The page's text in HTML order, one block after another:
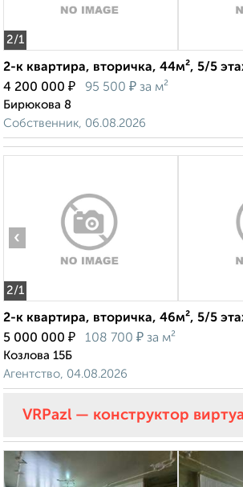
2/1
2-к квартира, вторичка, 44м², 5/5
4 200 000 ₽ 95 500 ₽ за м²
Бирюкова 8
Собственник, 06.08.2026
2/1
‹
2-к квартира, вторичка, 46м², 5/5
5 000 000 ₽ 108 700 ₽ за м²
Козлова 15Б
Агентство, 04.08.2026
VRPazl — конструктор